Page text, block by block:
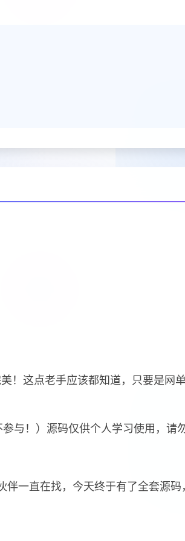
！这点老手应该都知道，只要是网
与！）源码仅供个人学习使用，请勿
一直在找，今天终于有了全套源码